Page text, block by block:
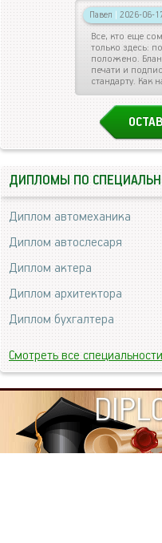
Павел | 2026-06-
Все, кто еще
только здесь:
положено.
печати и
стандарту. Как
ДИПЛОМЫ ПО
Диплом автомеханика
Диплом автослесаря
Диплом актера
Диплом архитектора
Диплом бухгалтера
Смотреть все специальности